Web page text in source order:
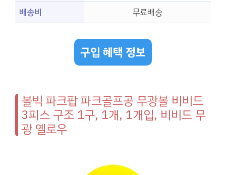
배송비
무료배송
구입 혜택 정보
볼빅 파크팝 파크골프공 무광볼 비비드
3피스 구조 1구, 1개, 1개입, 비비드 무
광 옐로우